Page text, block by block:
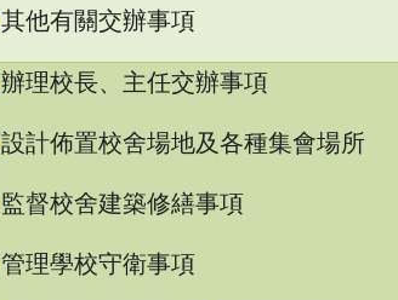
其他有關交辦事項
辦理校長、主任交辦事項
設計佈置校舍場地及各種集會場所
監督校舍建築修繕事項
管理學校守衛事項